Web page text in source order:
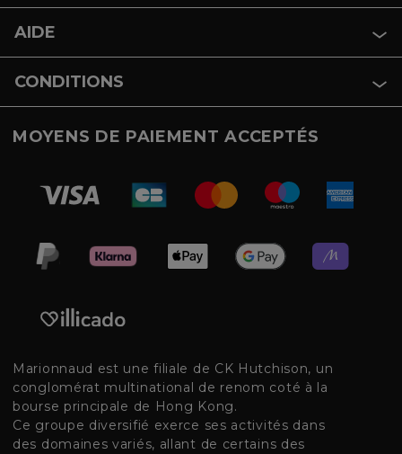
AIDE
CONDITIONS
MOYENS DE PAIEMENT ACCEPTÉS
Marionnaud est une filiale de CK Hutchison, un
conglomérat multinational de renom coté à la
bourse principale de Hong Kong.
Ce groupe diversifié exerce ses activités dans
des domaines variés, allant de certains des